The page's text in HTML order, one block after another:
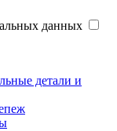
данных
детали и